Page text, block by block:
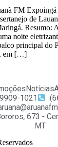
FM
de
Resumo:
noite
principal do
em […]
Notícias
1021
673 -
MT